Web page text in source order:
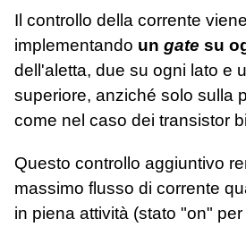
Il controllo della corrente
implementando un gate su
dell'aletta, due su ogni lato e
superiore, anziché solo sulla
come nel caso dei transistor
Questo controllo aggiuntivo
massimo flusso di corrente
in piena attività (stato "on"